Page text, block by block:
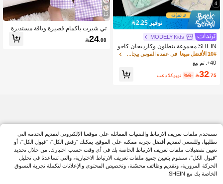
4
توفير 2.25
MODELY Kids
SHEIN مجموعة بنطلون وكارديجان كاجو
ال مريحة فضفاضة مزينة بطبعة زهرية وف
يونكة للبنات، قطعتان
10# الأفضل مبيعا
في عقدة القوس بيجامات فتيات مراهقات
40+. تم بيع
32.75
%6- بعد الكوبون
12
تي شيرت بأكمام قصيرة وياقة مستديرة
مع بنطلون فضفاض، طراز كاجوال بسيط
لفتيات المراهقات، بنمط الدب الكيوت وال
24.00
نستخدم ملفات تعريف الارتباط والتقنيات المماثلة على موقعنا الإلكتروني لتقديم الخدمة التي
تطلبها، وللسعي لتقديم أفضل تجربة ممكنة على الموقع. يمكنك "رفض الكل"، "قبول الكل"، أو
تعيين تفضيلات ملفات تعريف الارتباط الخاصة بك في أي وقت حسب اختيارك. من خلال تحديد
"قبول الكل"، سنقوم بتعيين جميع ملفات تعريف الارتباط الاختيارية، والتي تساعدنا في تحليل
الحركة المرورية، وتقديم وظائف محسّنة، وتخصيص المحتوى والإعلانات لتكملة تجربة التسوق
الخاصة بك مع SHEIN.